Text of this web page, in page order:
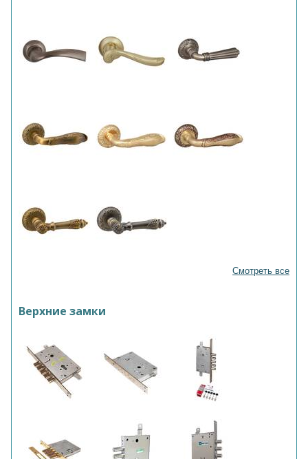
Смотреть все
Верхние замки